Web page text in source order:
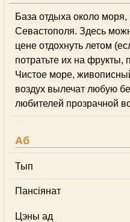
База отдыха около
Севастополя. Здесь
цене отдохнуть летом
потратьте их на фрукты,
Чистое море,
воздух вылечат любую
любителей прозрачной
Аб
Тып
Пансіянат
Цэны ад